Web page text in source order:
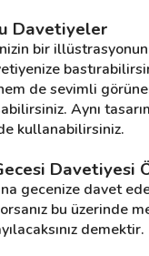
Davetiyeler
bir
de sevimli
Aynı
kullanabilirsiniz.
Davetiyesi
gecenize davet
bu üzerinde
demektir.